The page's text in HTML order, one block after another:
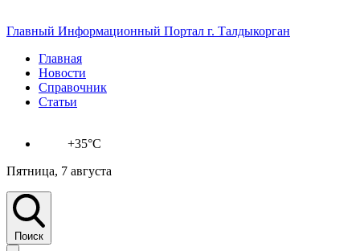
Главный Информационный Портал г. Талдыкорган
Главная
Новости
Справочник
Статьи
+35°C
Пятница, 7 августа
Поиск